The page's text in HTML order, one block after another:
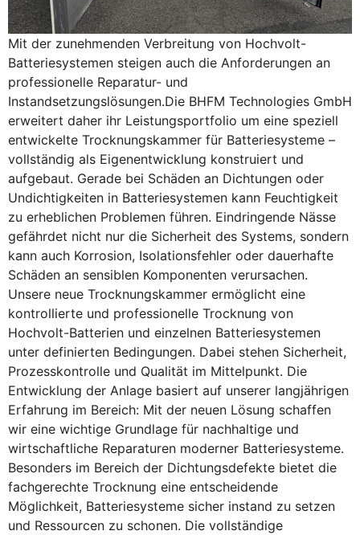
Mit der zunehmenden Verbreitung von Hochvolt-
Batteriesystemen steigen auch die Anforderungen an
professionelle Reparatur- und
Instandsetzungslösungen.Die BHFM Technologies GmbH
erweitert daher ihr Leistungsportfolio um eine speziell
entwickelte Trocknungskammer für Batteriesysteme –
vollständig als Eigenentwicklung konstruiert und
aufgebaut. Gerade bei Schäden an Dichtungen oder
Undichtigkeiten in Batteriesystemen kann Feuchtigkeit
zu erheblichen Problemen führen. Eindringende Nässe
gefährdet nicht nur die Sicherheit des Systems, sondern
kann auch Korrosion, Isolationsfehler oder dauerhafte
Schäden an sensiblen Komponenten verursachen.
Unsere neue Trocknungskammer ermöglicht eine
kontrollierte und professionelle Trocknung von
Hochvolt-Batterien und einzelnen Batteriesystemen
unter definierten Bedingungen. Dabei stehen Sicherheit,
Prozesskontrolle und Qualität im Mittelpunkt. Die
Entwicklung der Anlage basiert auf unserer langjährigen
Erfahrung im Bereich: Mit der neuen Lösung schaffen
wir eine wichtige Grundlage für nachhaltige und
wirtschaftliche Reparaturen moderner Batteriesysteme.
Besonders im Bereich der Dichtungsdefekte bietet die
fachgerechte Trocknung eine entscheidende
Möglichkeit, Batteriesysteme sicher instand zu setzen
und Ressourcen zu schonen. Die vollständige